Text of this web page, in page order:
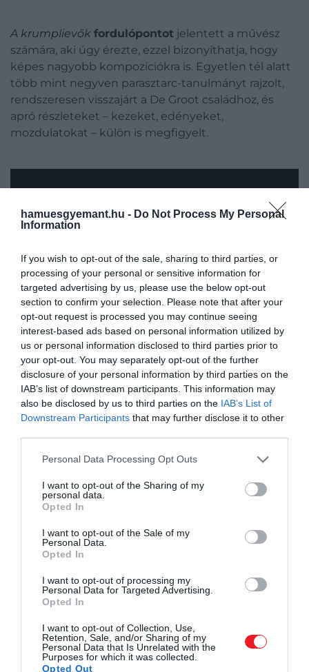
hamuesgyemant.hu - Do Not Process My Personal
Information
If you wish to opt-out of the sale, sharing to third parties, or
processing of your personal or sensitive information for
targeted advertising by us, please use the below opt-out
section to confirm your selection. Please note that after your
opt-out request is processed you may continue seeing
interest-based ads based on personal information utilized by
us or personal information disclosed to third parties prior to
your opt-out. You may separately opt-out of the further
disclosure of your personal information by third parties on the
IAB’s list of downstream participants. This information may
also be disclosed by us to third parties on the IAB’s List of
Downstream Participants that may further disclose it to other
Please note that this website/app uses one or more Google
not limited to your visit or usage behaviour. You may click to
grant or deny consent to Google and its third-party tags to
use your data for below specified purposes in below Google
consent section.
Personal Data Processing Opt Outs
I want to opt-out of the Sharing of my
personal data.
Opted In
I want to opt-out of the Sale of my
Personal Data.
Opted In
I want to opt-out of processing my
Personal Data for Targeted Advertising.
Opted In
I want to opt-out of Collection, Use,
Retention, Sale, and/or Sharing of my
Personal Data that Is Unrelated with the
Purposes for which it was collected.
Opted Out
A krumplievők fordulópontot jelentett a művész
számára, aki úgy érezte, ezzel bizonyíthatja, hogy
képes nagyobb kompozíciókra is. Egyetlen tél alatt
több mint negyven parasztarc-tanulmányt rajzolt,
rendszeresen visszajárt a De Groot családhoz, és
apró részleteket – kezeket, edényeket,
mozdulatokat – külön is megfigyelt.
fogadtatásazonban kegyetlen volt. A festményt
életében nem állították ki, a kritikusok pedig
elsősorban technikai hibákat róttak fel neki. Barátja,
Anthon van Rappardaránytalanságokat
emlegetett, ami különösen fájtVan Goghnak,
hiszen épp ezzel küzdött a legtöbbet. A festő
mégsem hátrált meg: válaszában hangsúlyozta,
hogy nem a matematikai pontosság érdekli, hanem
a gesztus és az összhatás. Mint írta:
Nem egy kezet akarok megfesteni, hanem a
arról, hogy ezek az életek igenis
számítanak.
Ez a szemlélet hosszúútkeresésután alakult ki
benne: félbehagyott tanulmányok, kudarcok és a
belgiumi Borinage bányavidékén töltött idő